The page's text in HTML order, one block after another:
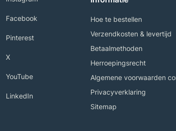
Facebook
Pinterest
X
YouTube
LinkedIn
Hoe te bestellen
Verzendkosten & levertijd
Betaalmethoden
Herroepingsrecht
Algemene voorwaarden
Privacyverklaring
Sitemap